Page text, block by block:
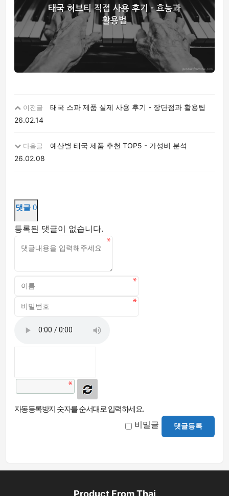
이전글
태국 스파 제품 실제 사용 후기 - 장단점과 활용팁
26.02.14
다음글
예산별 태국 제품 추천 TOP5 - 가성비 분석
26.02.08
댓글 0
등록된 댓글이 없습니다.
자동등록방지 숫자를 순서대로 입력하세요.
비밀글 댓글등록
Product From Thai